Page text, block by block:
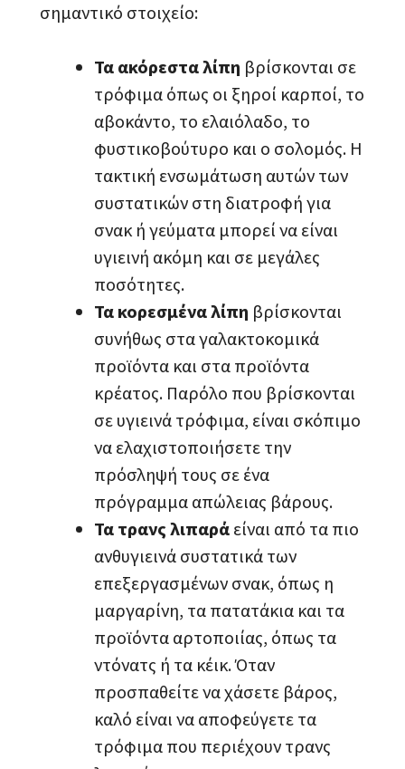
σημαντικό στοιχείο:
Τα ακόρεστα λίπη βρίσκονται σε
τρόφιμα όπως οι ξηροί καρποί, το
αβοκάντο, το ελαιόλαδο, το
φυστικοβούτυρο και ο σολομός. Η
τακτική ενσωμάτωση αυτών των
συστατικών στη διατροφή για
σνακ ή γεύματα μπορεί να είναι
υγιεινή ακόμη και σε μεγάλες
ποσότητες.
Τα κορεσμένα λίπη βρίσκονται
συνήθως στα γαλακτοκομικά
προϊόντα και στα προϊόντα
κρέατος. Παρόλο που βρίσκονται
σε υγιεινά τρόφιμα, είναι σκόπιμο
να ελαχιστοποιήσετε την
πρόσληψή τους σε ένα
πρόγραμμα απώλειας βάρους.
Τα τρανς λιπαρά είναι από τα πιο
ανθυγιεινά συστατικά των
επεξεργασμένων σνακ, όπως η
μαργαρίνη, τα πατατάκια και τα
προϊόντα αρτοποιίας, όπως τα
ντόνατς ή τα κέικ. Όταν
προσπαθείτε να χάσετε βάρος,
καλό είναι να αποφεύγετε τα
τρόφιμα που περιέχουν τρανς